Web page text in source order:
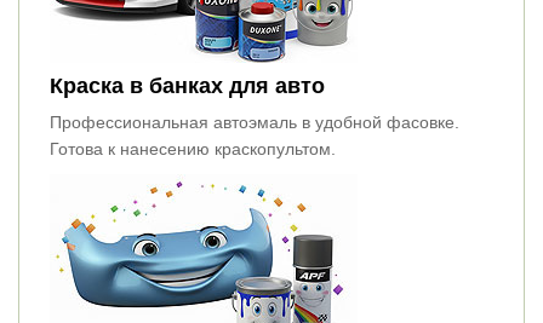
Краска в банках для авто
Профессиональная автоэмаль в удобной фасовке.
Готова к нанесению краскопультом.